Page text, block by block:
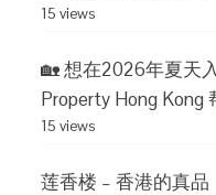
15 views
🏡 想在2026年夏天
Property Hong Kong
15 views
莲香楼 – 香港的真品